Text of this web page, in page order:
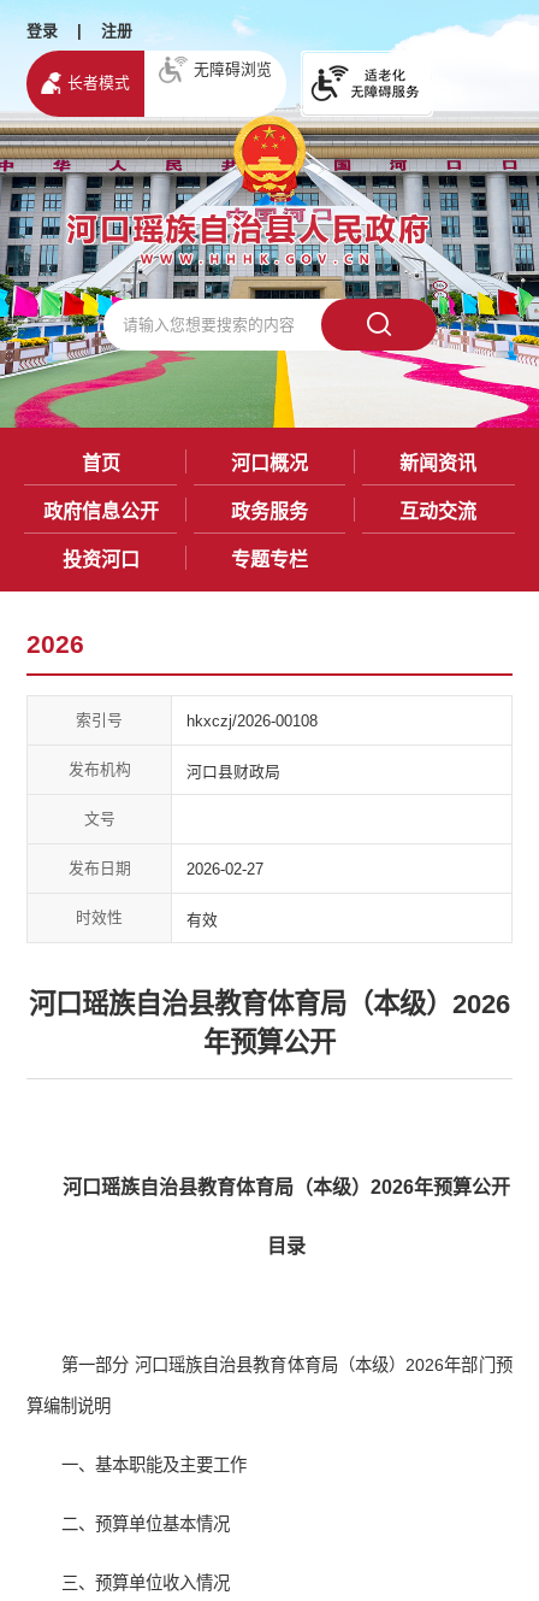
登录 | 注册
长者模式
无障碍浏览
首页 河口概况 新闻资讯
政府信息公开 政务服务 互动交流
投资河口 专题专栏
2026
索引号 hkxczj/2026-00108
发布机构 河口县财政局
文号
发布日期 2026-02-27
时效性 有效
河口瑶族自治县教育体育局（本级）2026
年预算公开
河口瑶族自治县教育体育局（本级）2026年预算公开
目录
第一部分 河口瑶族自治县教育体育局（本级）2026年部门预
算编制说明
一、基本职能及主要工作
二、预算单位基本情况
三、预算单位收入情况